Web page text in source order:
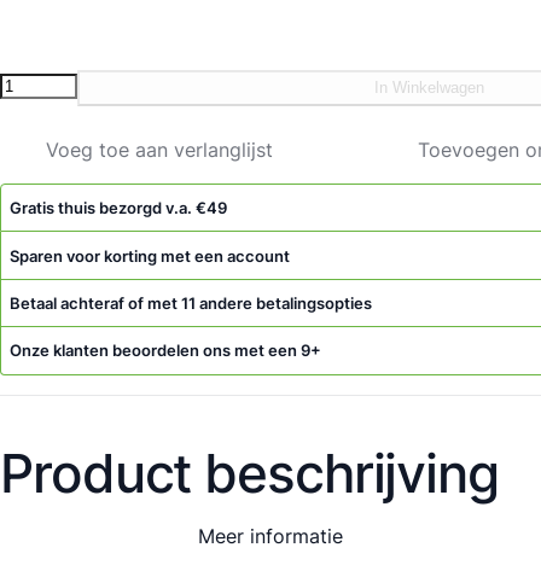
In Winkelwagen
Voeg toe aan verlanglijst Toevoegen
Gratis thuis bezorgd v.a. €49
Sparen voor korting met een account
Betaal achteraf of met 11 andere betalingsopties
Onze klanten beoordelen ons met een 9+
Product beschrijving
Meer informatie